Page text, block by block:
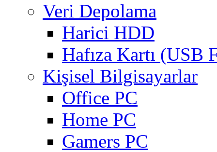
Veri Depolama
Harici HDD
Hafıza Kartı (USB
Kişisel Bilgisayarlar
Office PC
Home PC
Gamers PC